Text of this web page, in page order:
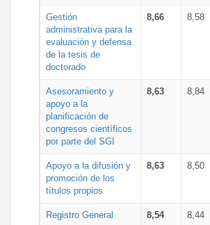
Gestión
administrativa para la
evaluación y defensa
de la tesis de
doctorado
8,66 8,58
Asesoramiento y
apoyo a la
planificación de
congresos científicos
por parte del SGI
8,63 8,84
Apoyo a la difusión y
promoción de los
títulos propios
8,63 8,50
Registro General 8,54 8,44